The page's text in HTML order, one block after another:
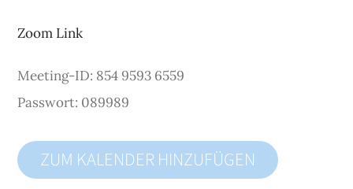
Zoom Link
Meeting-ID: 854 9593 6559
Passwort: 089989
ZUM KALENDER HINZUFÜGEN